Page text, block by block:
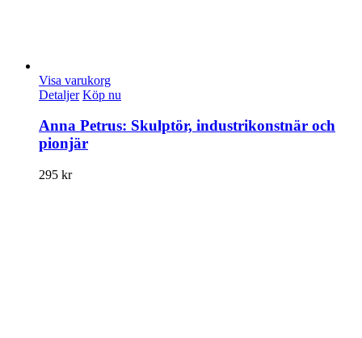
Visa varukorg
Detaljer Köp nu
Anna Petrus: Skulptör, industrikonstnär och
pionjär
295 kr